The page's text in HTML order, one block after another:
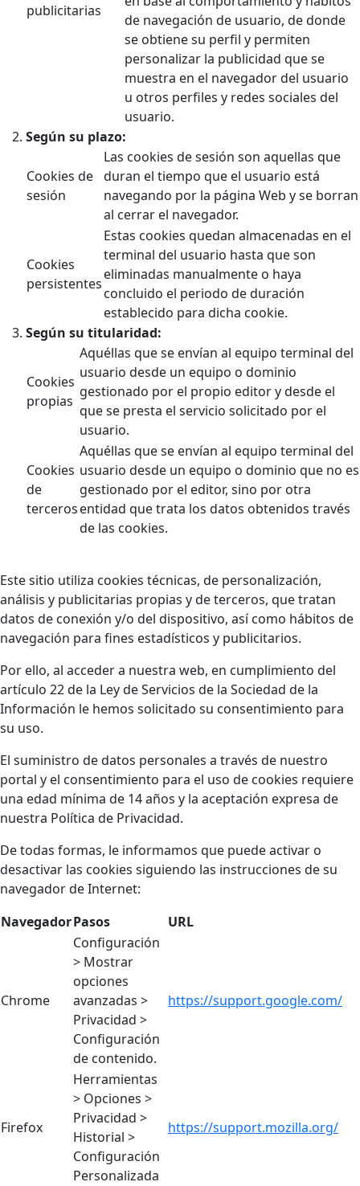
publicitarias
de navegación de usuario, de donde
se obtiene su perfil y permiten
personalizar la publicidad que se
muestra en el navegador del usuario
u otros perfiles y redes sociales del
usuario.
Según su plazo:
Cookies de
sesión
Las cookies de sesión son aquellas que
duran el tiempo que el usuario está
navegando por la página Web y se borran
al cerrar el navegador.
Cookies
persistentes
Estas cookies quedan almacenadas en el
terminal del usuario hasta que son
eliminadas manualmente o haya
concluido el periodo de duración
establecido para dicha cookie.
Según su titularidad:
Cookies
propias
Aquéllas que se envían al equipo terminal del
usuario desde un equipo o dominio
gestionado por el propio editor y desde el
que se presta el servicio solicitado por el
usuario.
Cookies
de
terceros
Aquéllas que se envían al equipo terminal del
usuario desde un equipo o dominio que no es
gestionado por el editor, sino por otra
entidad que trata los datos obtenidos través
de las cookies.
Este sitio utiliza cookies técnicas, de personalización,
análisis y publicitarias propias y de terceros, que tratan
datos de conexión y/o del dispositivo, así como hábitos de
navegación para fines estadísticos y publicitarios.
Por ello, al acceder a nuestra web, en cumplimiento del
artículo 22 de la Ley de Servicios de la Sociedad de la
Información le hemos solicitado su consentimiento para
su uso.
El suministro de datos personales a través de nuestro
portal y el consentimiento para el uso de cookies requiere
una edad mínima de 14 años y la aceptación expresa de
nuestra Política de Privacidad.
De todas formas, le informamos que puede activar o
desactivar las cookies siguiendo las instrucciones de su
navegador de Internet:
NavegadorPasos URL
Chrome
Configuración
> Mostrar
opciones
avanzadas >
Privacidad >
Configuración
de contenido.
https://support.google.com/
Firefox
Herramientas
> Opciones >
Privacidad >
Historial >
Configuración
Personalizada
https://support.mozilla.org/